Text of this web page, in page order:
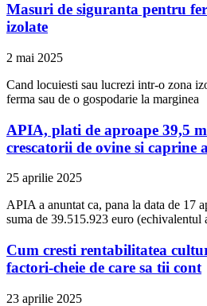
Masuri de siguranta pentru
izolate
2 mai 2025
Cand locuiesti sau lucrezi intr-o zona
ferma sau de o gospodarie la marginea
APIA, plati de aproape 39,5
crescatorii de ovine si caprine
25 aprilie 2025
APIA a anuntat ca, pana la data de 17
suma de 39.515.923 euro (echivalentul
Cum cresti rentabilitatea
factori-cheie de care sa tii cont
23 aprilie 2025